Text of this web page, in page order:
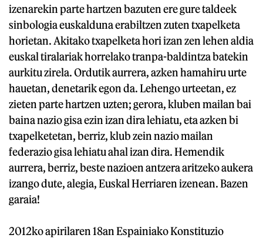
izenarekin parte hartzen bazuten ere gure taldeek
sinbologia euskalduna erabiltzen zuten txapelketa
horietan. Akitako txapelketa hori izan zen lehen aldia
euskal tiralariak horrelako tranpa-baldintza batekin
aurkitu zirela. Ordutik aurrera, azken hamahiru urte
hauetan, denetarik egon da. Lehengo urteetan, ez
zieten parte hartzen uzten; gerora, kluben mailan bai
baina nazio gisa ezin izan dira lehiatu, eta azken bi
txapelketetan, berriz, klub zein nazio mailan
federazio gisa lehiatu ahal izan dira. Hemendik
aurrera, berriz, beste nazioen antzera aritzeko aukera
izango dute, alegia, Euskal Herriaren izenean. Bazen
garaia!
2012ko apirilaren 18an Espainiako Konstituzio